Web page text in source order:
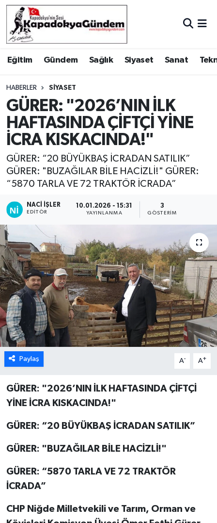
Eğitim Gündem Sağlık Siyaset Sanat
HABERLER SIYASET
GÜRER: "2026’NIN İLK
HAFTASINDA ÇİFTÇİ YİNE
İCRA KISKACINDA!"
GÜRER: “20 BÜYÜKBAŞ İCRADAN SATILIK”
GÜRER: "BUZAĞILAR BİLE HACİZLİ!" GÜRER:
“5870 TARLA VE 72 TRAKTÖR İCRADA”
NACI İŞLER
EDITÖR
10.01.2026 - 15:31
YAYINLANMA
3
GÖSTERIM
Paylaş A- A+
GÜRER: "2026’NIN İLK HAFTASINDA ÇİFTÇİ
YİNE İCRA KISKACINDA!"
GÜRER: “20 BÜYÜKBAŞ İCRADAN SATILIK”
GÜRER: "BUZAĞILAR BİLE HACİZLİ!"
GÜRER: “5870 TARLA VE 72 TRAKTÖR
İCRADA”
CHP Niğde Milletvekili ve Tarım, Orman ve
Hava Durumu
Trafik Durumu
Süper Lig Puan Durumu ve Fikstür
Tüm Manşetler
Son Dakika Haberleri
Haber Arşivi